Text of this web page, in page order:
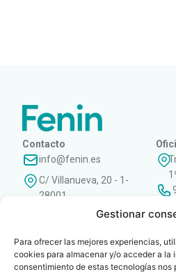
Gestionar
Para ofrecer las mejores experiencias,
cookies para almacenar y/o acceder a la
consentimiento de estas tecnologías nos
Contacto
info@fenin.es
C/ Villanueva, 20 - 1-
28001
Todos los derechos
reservados
de